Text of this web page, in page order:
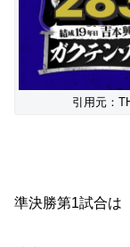
引用元：
準決勝第1試合は